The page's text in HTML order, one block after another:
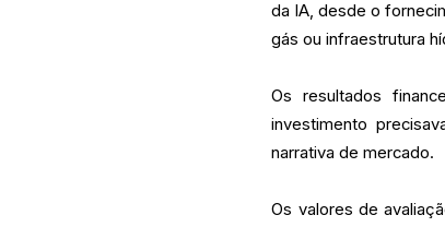
da IA, desde o
gás ou infraestrutura
Os resultados
investimento
narrativa de mercado.
Os valores de